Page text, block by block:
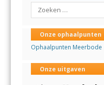
Search
Onze ophaalpunten
Ophaalpunten Meerbode
Onze uitgaven